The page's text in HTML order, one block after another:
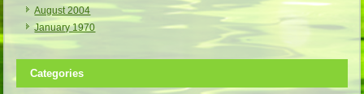
August 2004
January 1970
Categories